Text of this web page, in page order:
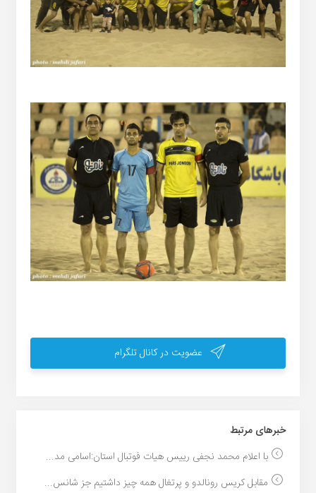
عضویت در کانال تلگرام
خبر‌های مرتبط
با اعلام محمد نجفی رییس هیات فوتبال استان:اسامی مد...
مقابل کریس رونالدو و پرتغال همه چیز داشتیم جز شانس...